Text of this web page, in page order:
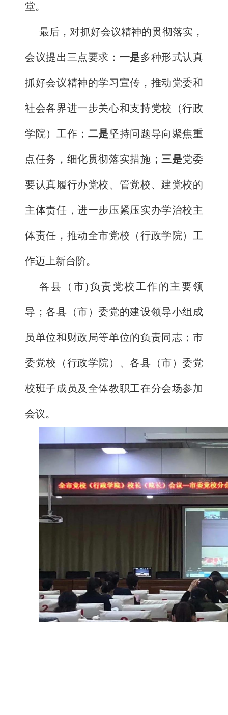
堂。
最后，对抓好会议精神的贯彻落实，
会议提出三点要求： 一是多种形式认真
抓好会议精神的学习宣传，推动党委和
社会各界进一步关心和支持党校（行政
学院）工作； 二是坚持问题导向聚焦重
点任务，细化贯彻落实措施 ；三是党委
要认真履行办党校、管党校、建党校的
主体责任，进一步压紧压实办学治校主
体责任，推动全市党校（行政学院）工
作迈上新台阶。
各县（市)负责党校工作的主要领
导；各县（市）委党的建设领导小组成
员单位和财政局等单位的负责同志；市
委党校（行政学院）、各县（市）委党
校班子成员及全体教职工在分会场参加
会议。